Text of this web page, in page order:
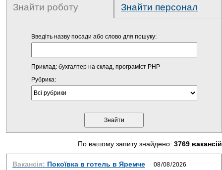
Знайти роботу Знайти персонал
Введіть назву посади або слово для пошуку:
Приклад: бухгалтер на склад, програміст PHP
Рубрика:
По вашому запиту знайдено: 3769 вакансій
Вакансія: Покоївка в готель в Яремче